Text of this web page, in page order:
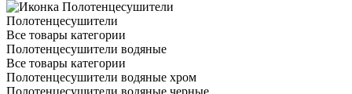
Полотенцесушители
Все товары категории
Полотенцесушители водяные
Все товары категории
Полотенцесушители водяные хром
Полотенцесушители водяные черные